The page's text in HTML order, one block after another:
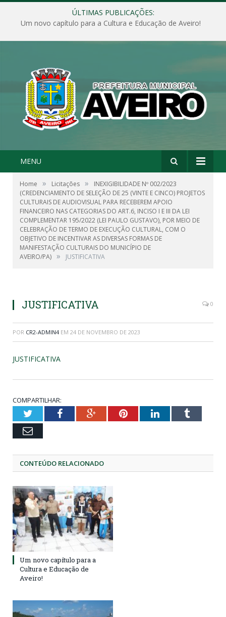
ÚLTIMAS PUBLICAÇÕES:
Um novo capítulo para a Cultura e Educação de Aveiro!
MENU
Home » Licitações »
INEXIGIBILIDADE Nº 002/2023
(CREDENCIAMENTO DE SELEÇÃO DE 25 (VINTE E CINCO) PROJETOS
CULTURAIS DE AUDIOVISUAL PARA RECEBEREM APOIO
FINANCEIRO NAS CATEGORIAS DO ART.6, INCISO I E III DA LEI
COMPLEMENTAR 195/2022 (LEI PAULO GUSTAVO), POR MEIO DE
CELEBRAÇÃO DE TERMO DE EXECUÇÃO CULTURAL, COM O
OBJETIVO DE INCENTIVAR AS DIVERSAS FORMAS DE
MANIFESTAÇÃO CULTURAIS DO MUNICÍPIO DE
AVEIRO/PA) » JUSTIFICATIVA
JUSTIFICATIVA 0
POR CR2-ADMIN4 EM 24 DE NOVEMBRO DE 2023
JUSTIFICATIVA
COMPARTILHAR:
TwitterFacebookGoogle+PinterestLinkedInTumblr
Email
CONTEÚDO RELACIONADO
Um novo capítulo para a
Cultura e Educação de
Aveiro!